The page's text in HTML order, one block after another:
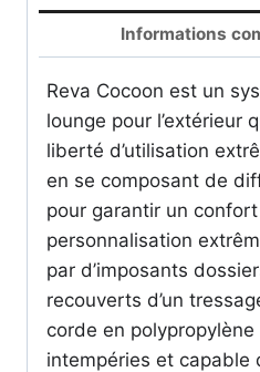
Informations
Reva Cocoon est un
lounge pour l’extérieur
liberté d’utilisation
en se composant de
pour garantir un
personnalisation
par d’imposants
recouverts d’un
corde en
intempéries et capable